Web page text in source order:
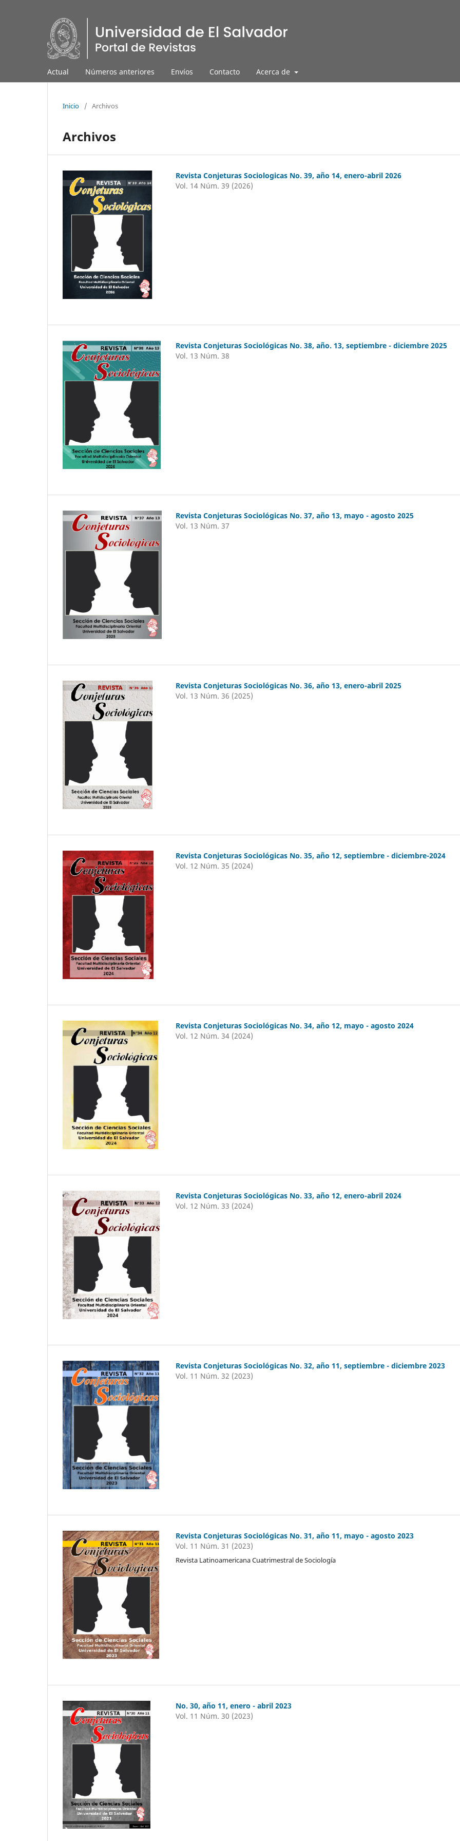
Actual Números anteriores Envíos Contacto Acerca de
Inicio / Archivos
Archivos
Revista Conjeturas Sociologicas No. 39, año 14, enero-abril 2026
Vol. 14 Núm. 39 (2026)
Revista Conjeturas Sociológicas No. 38, año. 13, septiembre - diciembre 2025
Vol. 13 Núm. 38
Revista Conjeturas Sociológicas No. 37, año 13, mayo - agosto 2025
Vol. 13 Núm. 37
Revista Conjeturas Sociológicas No. 36, año 13, enero-abril 2025
Vol. 13 Núm. 36 (2025)
Revista Conjeturas Sociológicas No. 35, año 12, septiembre - diciembre-2024
Vol. 12 Núm. 35 (2024)
Revista Conjeturas Sociológicas No. 34, año 12, mayo - agosto 2024
Vol. 12 Núm. 34 (2024)
Revista Conjeturas Sociológicas No. 33, año 12, enero-abril 2024
Vol. 12 Núm. 33 (2024)
Revista Conjeturas Sociológicas No. 32, año 11, septiembre - diciembre 2023
Vol. 11 Núm. 32 (2023)
Revista Conjeturas Sociológicas No. 31, año 11, mayo - agosto 2023
Vol. 11 Núm. 31 (2023)
Revista Latinoamericana Cuatrimestral de Sociología
No. 30, año 11, enero - abril 2023
Vol. 11 Núm. 30 (2023)